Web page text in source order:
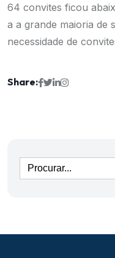
64 convites ficou
a a grande maioria de
necessidade de
Share: